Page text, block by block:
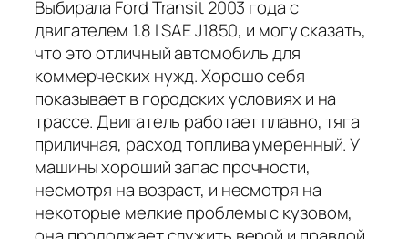
Выбирала Ford Transit 2003 года с
двигателем 1.8 l SAE J1850, и могу сказать,
что это отличный автомобиль для
коммерческих нужд. Хорошо себя
показывает в городских условиях и на
трассе. Двигатель работает плавно, тяга
приличная, расход топлива умеренный. У
машины хороший запас прочности,
несмотря на возраст, и несмотря на
некоторые мелкие проблемы с кузовом,